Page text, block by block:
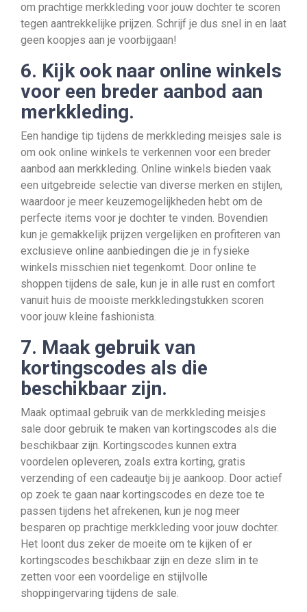
om prachtige merkkleding voor jouw dochter te scoren
tegen aantrekkelijke prijzen. Schrijf je dus snel in en laat
geen koopjes aan je voorbijgaan!
6. Kijk ook naar online winkels
voor een breder aanbod aan
merkkleding.
Een handige tip tijdens de merkkleding meisjes sale is
om ook online winkels te verkennen voor een breder
aanbod aan merkkleding. Online winkels bieden vaak
een uitgebreide selectie van diverse merken en stijlen,
waardoor je meer keuzemogelijkheden hebt om de
perfecte items voor je dochter te vinden. Bovendien
kun je gemakkelijk prijzen vergelijken en profiteren van
exclusieve online aanbiedingen die je in fysieke
winkels misschien niet tegenkomt. Door online te
shoppen tijdens de sale, kun je in alle rust en comfort
vanuit huis de mooiste merkkledingstukken scoren
voor jouw kleine fashionista.
7. Maak gebruik van
kortingscodes als die
beschikbaar zijn.
Maak optimaal gebruik van de merkkleding meisjes
sale door gebruik te maken van kortingscodes als die
beschikbaar zijn. Kortingscodes kunnen extra
voordelen opleveren, zoals extra korting, gratis
verzending of een cadeautje bij je aankoop. Door actief
op zoek te gaan naar kortingscodes en deze toe te
passen tijdens het afrekenen, kun je nog meer
besparen op prachtige merkkleding voor jouw dochter.
Het loont dus zeker de moeite om te kijken of er
kortingscodes beschikbaar zijn en deze slim in te
zetten voor een voordelige en stijlvolle
shoppingervaring tijdens de sale.